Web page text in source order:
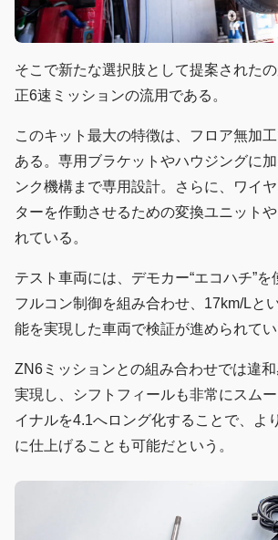
そこで新たな選択肢として提案された
正6速ミッションの流用である。
このキット最大の特徴は、フロア無加
ある。専用ブラケットやハウジングに
ンク機構まで専用設計。さらに、ワイ
ターを作動させるための変換ユニット
れている。
テスト車両には、デモカー“エコハチ”
フルコン制御を組み合わせ、17km/Lと
能を実現した車両で検証が進められてい
ZN6ミッションとの組み合わせでは違
実現し、シフトフィールも非常にスム
イナルを4.1へロング化することで、よ
に仕上げることも可能だという。